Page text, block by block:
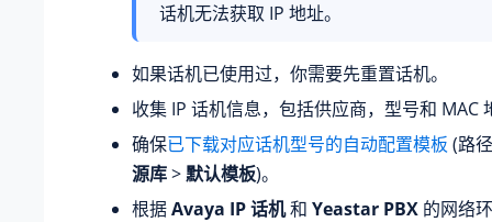
话机无法获取 IP 地址。
如果话机已使用过，你需要先重置话机。
收集 IP 话机信息，包括供应商，型号和 MAC
确保已下载对应话机型号的自动配置模板 (路
源库> 默认模板)。
根据Avaya IP 话机和 Yeastar PBX 的网络